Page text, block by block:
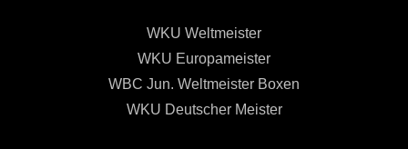
WKU Weltmeister
WKU Europameister
WBC Jun. Weltmeister Boxen
WKU Deutscher Meister